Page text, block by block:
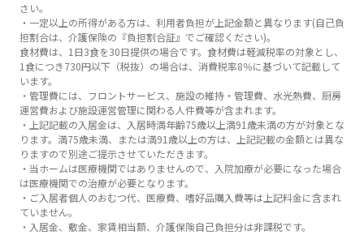
さい。
・一定以上の所得がある方は、利用者負担が上記金額と異なります(自己負
担割合は、介護保険の『負担割合証』でご確認ください)。
食材費は、1日3食を30日提供の場合です。食材費は軽減税率の対象とし、
1食につき730円以下（税抜）の場合は、消費税率8％に基づいて記載して
います。
・管理費には、フロントサービス、施設の維持・管理費、水光熱費、厨房
運営費および施設運営管理に関わる人件費等が含まれます。
・上記記載の入居金は、入居時満年齢75歳以上満91歳未満の方が対象とな
ります。満75歳未満、または満91歳以上の方は、上記記載の金額とは異な
りますので別途ご提示させていただきます。
・当ホームは医療機関ではありませんので、入院加療が必要になった場合
は医療機関での治療が必要となります。
・ご入居者個人のおむつ代、医療費、嗜好品購入費等は上記料金に含まれ
ていません。
・入居金、敷金、家賃相当額、介護保険自己負担分は非課税です。